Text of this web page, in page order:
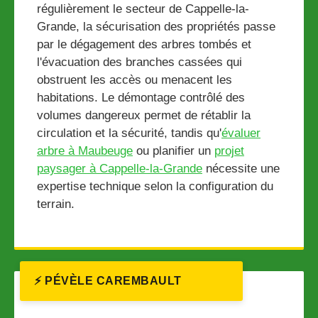
régulièrement le secteur de Cappelle-la-
Grande, la sécurisation des propriétés passe
par le dégagement des arbres tombés et
l'évacuation des branches cassées qui
obstruent les accès ou menacent les
habitations. Le démontage contrôlé des
volumes dangereux permet de rétablir la
circulation et la sécurité, tandis qu'évaluer
arbre à Maubeuge ou planifier un projet
paysager à Cappelle-la-Grande nécessite une
expertise technique selon la configuration du
terrain.
⚡ PÉVÈLE CAREMBAULT